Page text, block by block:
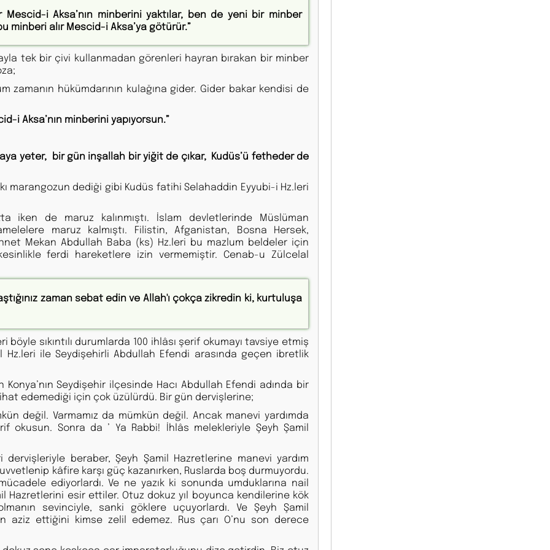
i Aksa’nın minberini yaktılar, ben de yeni bir minber
minberi alır Mescid-i Aksa’ya götürür.”
tek bir çivi kullanmadan görenleri hayran bırakan bir minber
zamanın hükümdarının kulağına gider. Gider bakar kendisi de
i Aksa’nın minberini yapıyorsun.”
yeter, bir gün inşallah bir yiğit de çıkar, Kudüs’ü fetheder de
marangozun dediği gibi Kudüs fatihi Selahaddin Eyyubi-i Hz.leri
iken de maruz kalınmıştı. İslam devletlerinde Müslüman
maruz kalmıştı. Filistin, Afganistan, Bosna Hersek,
Mekan Abdullah Baba (ks) Hz.leri bu mazlum beldeler için
ferdi hareketlere izin vermemiştir. Cenab-u Zülcelal
zaman sebat edin ve Allah'ı çokça zikredin ki, kurtuluşa
böyle sıkıntılı durumlarda 100 ihlâsı şerif okumayı tavsiye etmiş
Hz.leri ile Seydişehirli Abdullah Efendi arasında geçen ibretlik
Seydişehir ilçesinde Hacı Abdullah Efendi adında bir
edemediği için çok üzülürdü. Bir gün dervişlerine;
değil. Varmamız da mümkün değil. Ancak manevi yardımda
okusun. Sonra da ’ Ya Rabbi! İhlâs melekleriyle Şeyh Şamil
beraber, Şeyh Şamil Hazretlerine manevi yardım
kâfire karşı güç kazanırken, Ruslarda boş durmuyordu.
ediyorlardı. Ve ne yazık ki sonunda umduklarına nail
Hazretlerini esir ettiler. Otuz dokuz yıl boyunca kendilerine kök
sevinciyle, sanki göklere uçuyorlardı. Ve Şeyh Şamil
aziz ettiğini kimse zelil edemez. Rus çarı O’nu son derece